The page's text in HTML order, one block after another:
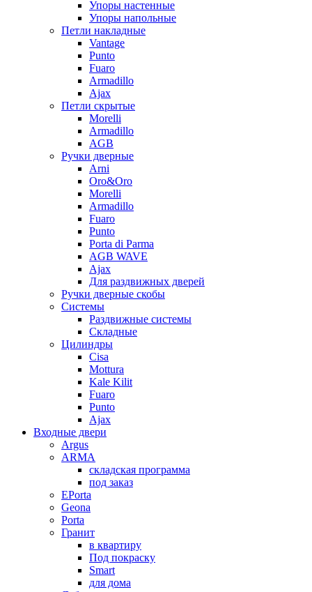
Упоры настенные
Упоры напольные
Петли накладные
Vantage
Punto
Fuaro
Armadillo
Ajax
Петли скрытые
Morelli
Armadillo
AGB
Ручки дверные
Arni
Oro&Oro
Morelli
Armadillo
Fuaro
Punto
Porta di Parma
AGB WAVE
Ajax
Для раздвижных дверей
Ручки дверные скобы
Системы
Раздвижные системы
Складные
Цилиндры
Cisa
Mottura
Kale Kilit
Fuaro
Punto
Ajax
Входные двери
Argus
ARMA
складская программа
под заказ
EPorta
Geona
Porta
Гранит
в квартиру
Под покраску
Smart
для дома